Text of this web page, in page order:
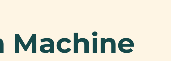
Machine